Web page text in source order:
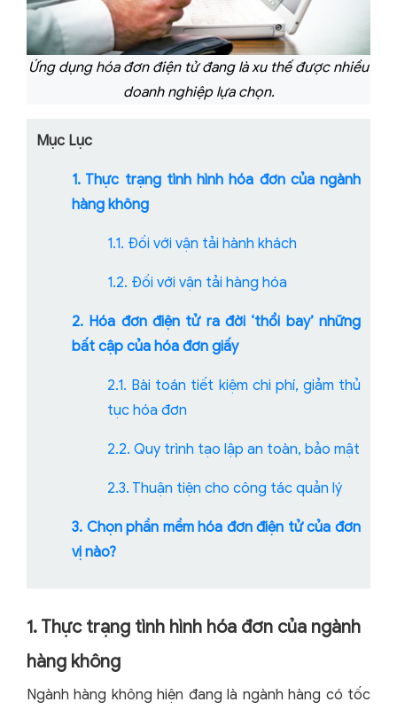
Ứng dụng hóa đơn điện tử đang là xu thế được nhiều
doanh nghiệp lựa chọn.
Mục Lục
1. Thực trạng tình hình hóa đơn của ngành
hàng không
1.1. Đối với vận tải hành khách
1.2. Đối với vận tải hàng hóa
2. Hóa đơn điện tử ra đời ‘thổi bay’ những
bất cập của hóa đơn giấy
2.1. Bài toán tiết kiệm chi phí, giảm thủ
tục hóa đơn
2.2. Quy trình tạo lập an toàn, bảo mật
2.3. Thuận tiện cho công tác quản lý
3. Chọn phần mềm hóa đơn điện tử của đơn
vị nào?
1. Thực trạng tình hình hóa đơn của ngành
hàng không
Ngành hàng không hiện đang là ngành hàng có tốc